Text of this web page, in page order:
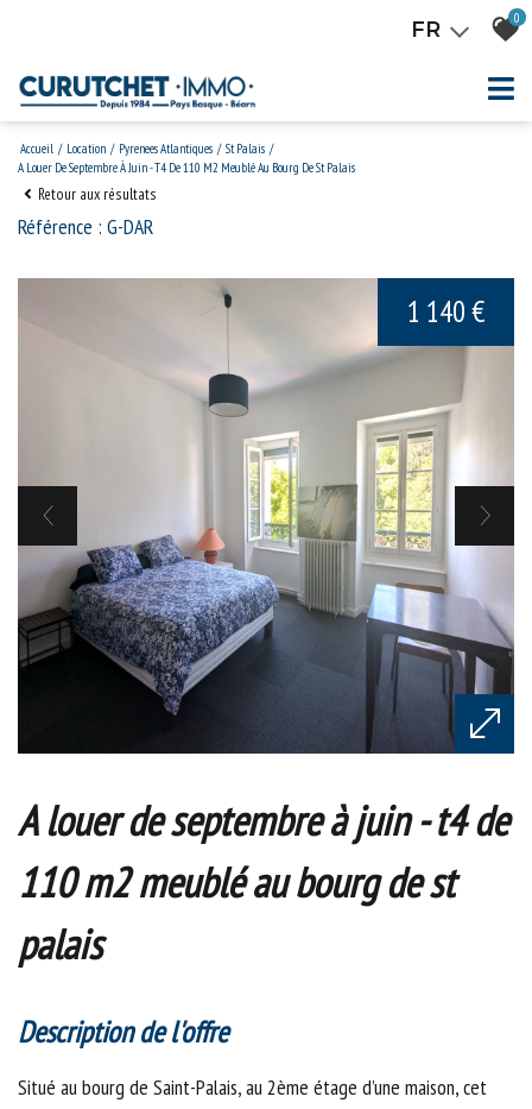
FR 0
Accueil Location Pyrenees Atlantiques
St Palais
A Louer De Septembre À Juin - T4 De 110 M2 Meublé Au Bourg De St Palais
Retour aux résultats
Référence : G-DAR
1 140 €
a louer de septembre à juin - t4 de
110 m2 meublé au bourg de st
palais
description de l'offre
Situé au bourg de Saint-Palais, au 2ème étage d’une maison, cet